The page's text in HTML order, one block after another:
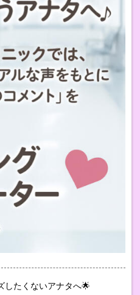
したくないアナタへ🌟